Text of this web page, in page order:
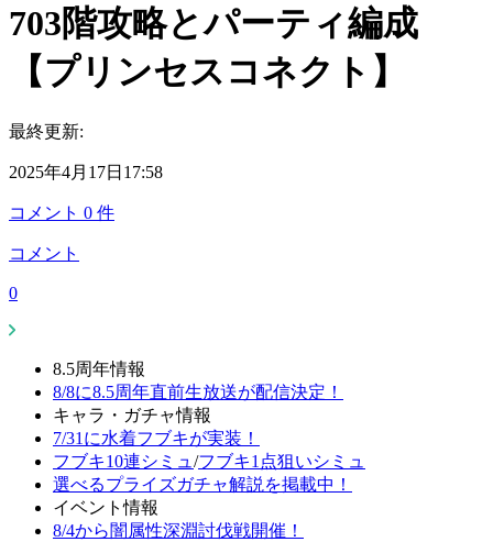
703階攻略とパーティ編成
【プリンセスコネクト】
最終更新:
2025年4月17日17:58
コメント 0 件
コメント
0
8.5周年情報
8/8に8.5周年直前生放送が配信決定！
キャラ・ガチャ情報
7/31に水着フブキが実装！
フブキ10連シミュ /フブキ1点狙いシミュ
選べるプライズガチャ解説を掲載中！
イベント情報
8/4から闇属性深淵討伐戦開催！